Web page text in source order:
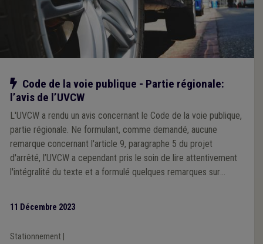
Notre action
Code de la voie publique - Partie régionale:
l’avis de l’UVCW
L'UVCW a rendu un avis concernant le Code de la voie publique,
partie régionale. Ne formulant, comme demandé, aucune
remarque concernant l'article 9, paragraphe 5 du projet
d'arrêté, l’UVCW a cependant pris le soin de lire attentivement
l'intégralité du texte et a formulé quelques remarques sur
11 Décembre 2023
Stationnement|